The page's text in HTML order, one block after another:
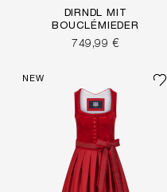
DIRNDL MIT
BOUCLÉMIEDER
749,99 €
NEW